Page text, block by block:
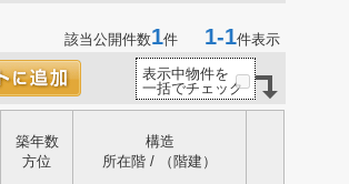
該当公開件数1件 1-1件表示
表示中物件を
一括でチェック
築年数
方位
構造
所在階 / （階建）